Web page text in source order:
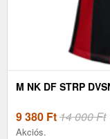
M NK DF STRP
9 380 Ft14 000 Ft
Akciós.